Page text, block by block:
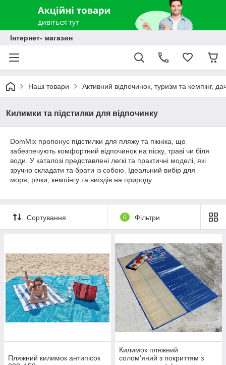
Інтернет- магазин
Наші товари Активний відпочинок, туризм та кемпінг,
Килимки та підстилки для відпочинку
DomMix пропонує підстилки для пляжу та пікніка, що
забезпечують комфортний відпочинок на піску, траві чи біля
води. У каталозі представлені легкі та практичні моделі, які
зручно складати та брати із собою. Ідеальний вибір для
моря, річки, кемпінгу та виїздів на природу.
Сортування 0 Фільтри
Пляжний килимок антипісок
Килимок пляжний
солом'яний з покриттям з